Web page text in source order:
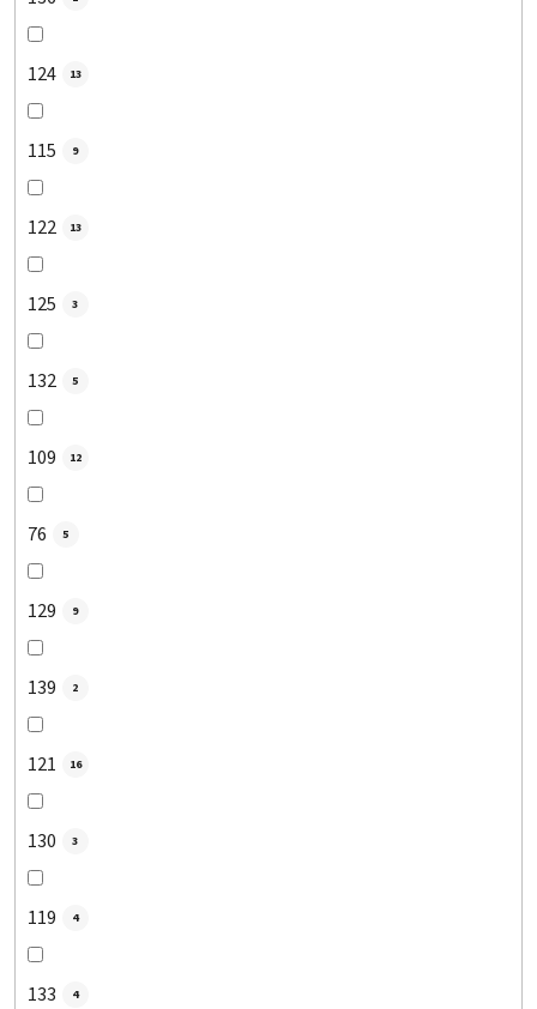
124 13
115 9
122 13
125 3
132 5
109 12
76 5
129 9
139 2
121 16
130 3
119 4
133 4